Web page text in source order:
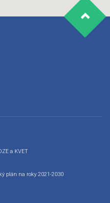
a KVET
plán na roky 2021-2030